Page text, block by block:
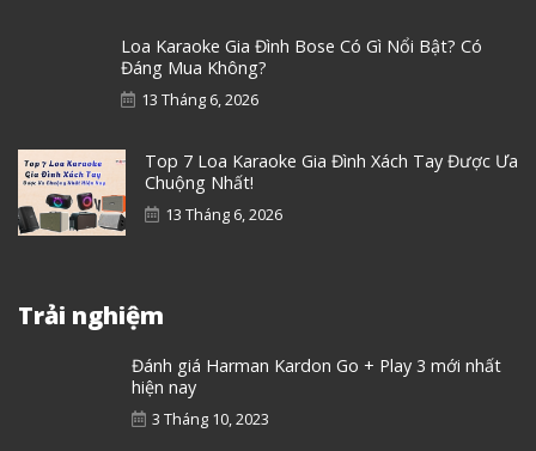
Loa Karaoke Gia Đình Bose Có Gì Nổi Bật? Có
Đáng Mua Không?
13 Tháng 6, 2026
Top 7 Loa Karaoke Gia Đình Xách Tay Được Ưa
Chuộng Nhất!
13 Tháng 6, 2026
Trải nghiệm
Đánh giá Harman Kardon Go + Play 3 mới nhất
hiện nay
3 Tháng 10, 2023